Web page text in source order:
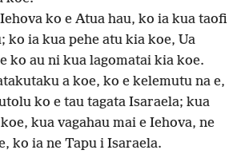
ko e Atua hau, ko ia kua taofi
ko ia kua pehe atu kia koe, Ua
ko au ni kua lagomatai kia koe.
a koe, ko e kelemutu na e,
ko e tau tagata Isaraela; kua
kua vagahau mai e Iehova, ne
ko ia ne Tapu i Isaraela.